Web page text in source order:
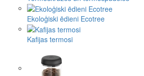
Ekoloģiski ēdieni Ecotree
Kafijas termosi